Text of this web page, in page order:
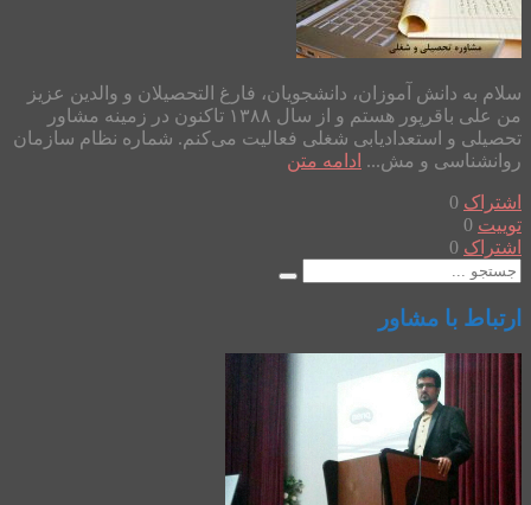
سلام به دانش آموزان، دانشجویان، فارغ التحصیلان و والدین عزیز
من علی باقرپور هستم و از سال ۱۳۸۸ تاکنون در زمینه مشاور
تحصیلی و استعدادیابی شغلی فعالیت می‌کنم. شماره نظام سازمان
روانشناسی و مش... ادامه متن
اشتراک 0
توییت 0
اشتراک 0
ارتباط با مشاور